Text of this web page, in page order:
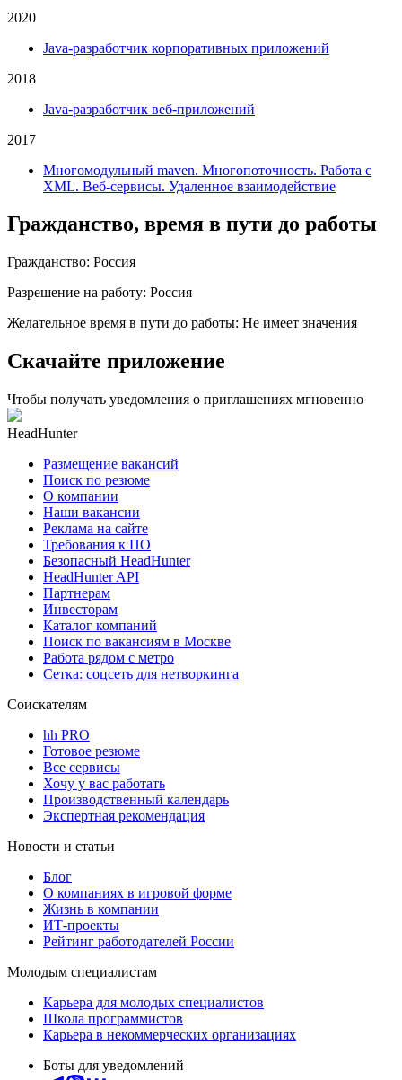
2020
Java-разработчик корпоративных приложений
2018
Java-разработчик веб-приложений
2017
Многомодульный maven. Многопоточность. Работа с
XML. Веб-сервисы. Удаленное взаимодействие
Гражданство, время в пути до работы
Гражданство: Россия
Разрешение на работу: Россия
Желательное время в пути до работы: Не имеет значения
Скачайте приложение
Чтобы получать уведомления о приглашениях мгновенно
HeadHunter
Размещение вакансий
Поиск по резюме
О компании
Наши вакансии
Реклама на сайте
Требования к ПО
Безопасный HeadHunter
HeadHunter API
Партнерам
Инвесторам
Каталог компаний
Поиск по вакансиям в Москве
Работа рядом с метро
Сетка: соцсеть для нетворкинга
Соискателям
hh PRO
Готовое резюме
Все сервисы
Хочу у вас работать
Производственный календарь
Экспертная рекомендация
Новости и статьи
Блог
О компаниях в игровой форме
Жизнь в компании
ИТ-проекты
Рейтинг работодателей России
Молодым специалистам
Карьера для молодых специалистов
Школа программистов
Карьера в некоммерческих организациях
Боты для уведомлений